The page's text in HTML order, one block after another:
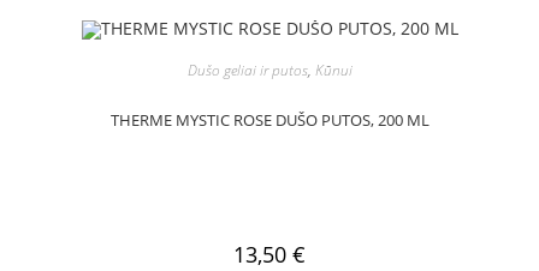
Dušo geliai ir putos, Kūnui
THERME MYSTIC ROSE DUŠO PUTOS, 200 ML
13,50 €